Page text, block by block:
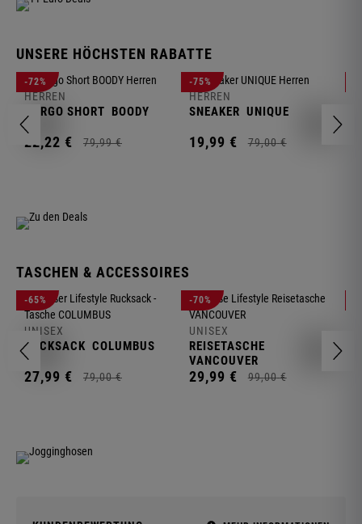
UNSERE HÖCHSTEN RABATTE
-72%
HERREN
CARGO SHORT BOODY
22,22 € 79,99 €
-75%
HERREN
SNEAKER UNIQUE
19,99 € 79,00 €
TASCHEN & ACCESSOIRES
-65%
UNISEX
RUCKSACK COLUMBUS
27,99 € 79,00 €
-70%
UNISEX
REISETASCHE
VANCOUVER
29,99 € 99,00 €